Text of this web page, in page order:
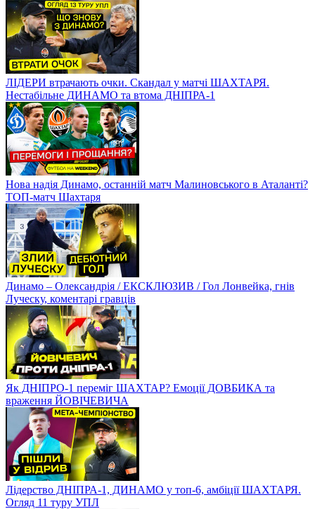
ЛІДЕРИ втрачають очки. Скандал у матчі ШАХТАРЯ.
Нестабільне ДИНАМО та втома ДНІПРА-1
Нова надія Динамо, останній матч Малиновського в Аталанті?
ТОП-матч Шахтаря
Динамо – Олександрія / ЕКСКЛЮЗИВ / Гол Лонвейка, гнів
Луческу, коментарі гравців
Як ДНІПРО-1 переміг ШАХТАР? Емоції ДОВБИКА та
враження ЙОВІЧЕВИЧА
Лідерство ДНІПРА-1, ДИНАМО у топ-6, амбіції ШАХТАРЯ.
Огляд 11 туру УПЛ